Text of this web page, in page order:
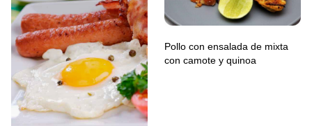
Pollo con ensalada de mixta
con camote y quinoa